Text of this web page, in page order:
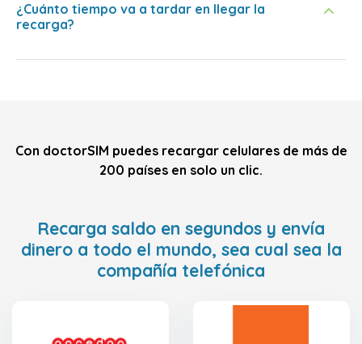
¿Cuánto tiempo va a tardar en llegar la
recarga?
Con doctorSIM puedes recargar celulares de más de
200 países en solo un clic.
Recarga saldo en segundos y envía
dinero a todo el mundo, sea cual sea la
compañía telefónica